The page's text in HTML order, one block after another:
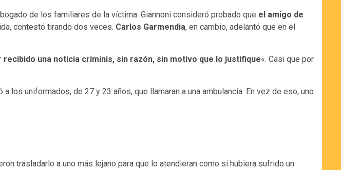
de los familiares de la víctima: Giannoni consideró probado que el amigo de
contestó tirando dos veces. Carlos Garmendia, en cambio, adelantó que en el
una noticia criminis, sin razón, sin motivo que lo justifique«. Casi que por
uniformados, de 27 y 23 años, que llamaran a una ambulancia. En vez de eso, uno
trasladarlo a uno más lejano para que lo atendieran como si hubiera sufrido un